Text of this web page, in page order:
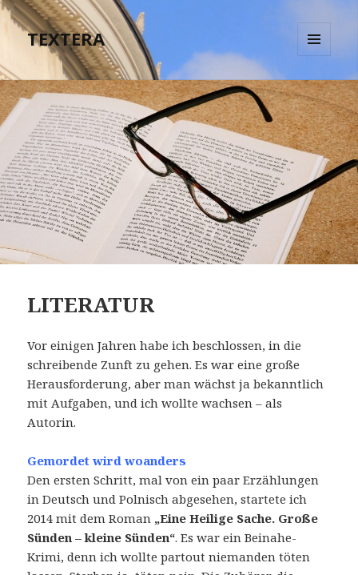
TEXTERA
WIDGETS
LITERATUR
Vor einigen Jahren habe ich beschlossen, in die
schreibende Zunft zu gehen. Es war eine große
Herausforderung, aber man wächst ja bekanntlich
mit Aufgaben, und ich wollte wachsen – als
Autorin.
Gemordet wird woanders
Den ersten Schritt, mal von ein paar Erzählungen
in Deutsch und Polnisch abgesehen, startete ich
2014 mit dem Roman „Eine Heilige Sache. Große
Sünden – kleine Sünden“. Es war ein Beinahe-
Krimi, denn ich wollte partout niemanden töten